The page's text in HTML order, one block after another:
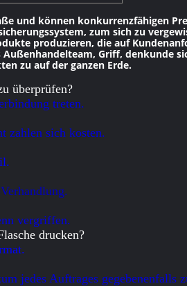
und können konkurrenzfähigen
zum sich zu
produzieren, die auf
Außenhandelteam, Griff, denkunde
zu auf der ganzen Erde.
überprüfen?
treten.
zahlen sich kosten.
vergriffen.
drucken?
jedes Auftrages gegebenenfalls